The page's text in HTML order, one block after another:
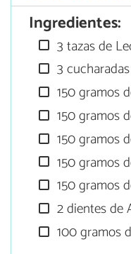
Ingredientes:
3 tazas de
3
150 gramos
150 gramos
150 gramos
150 gramos
150 gramos
2 dientes de
100 gramos